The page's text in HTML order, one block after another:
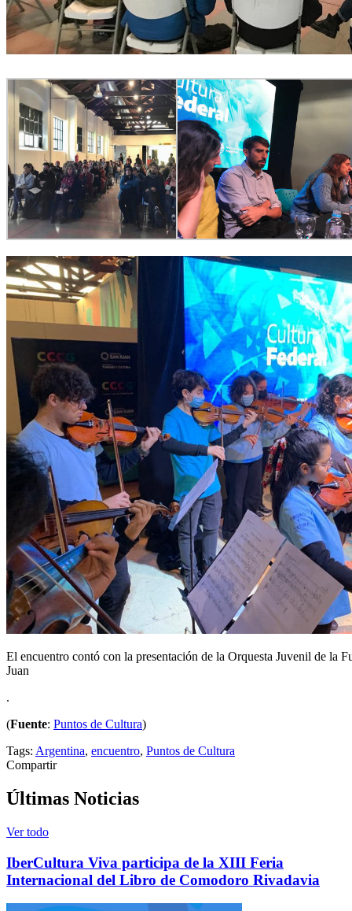
El encuentro contó con la presentación de la Orquesta Juvenil de la
Juan
.
(Fuente: Puntos de Cultura)
Tags: Argentina, encuentro, Puntos de Cultura
Compartir
Últimas Noticias
Ver todo
IberCultura Viva participa de la XIII Feria
Internacional del Libro de Comodoro Rivadavia